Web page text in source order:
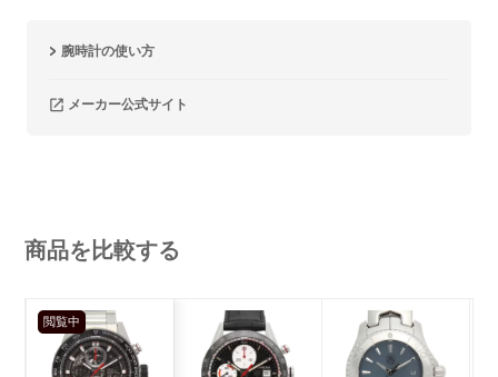
腕時計の使い方
メーカー公式サイト
商品を比較する
閲覧中